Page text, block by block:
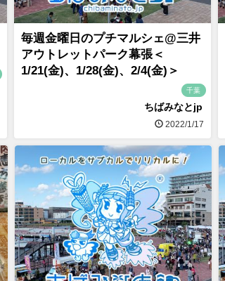
毎週金曜日のプチマルシェ@三井
アウトレットパーク幕張＜
1/21(金)、1/28(金)、2/4(金)＞
千葉
ちばみなとjp
2022/1/17